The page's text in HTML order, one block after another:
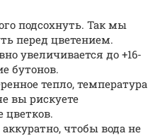
подсохнуть. Так мы
перед цветением.
увеличивается до +16-
бутонов.
тепло, температура
вы рискуете
цветков.
чтобы вода не